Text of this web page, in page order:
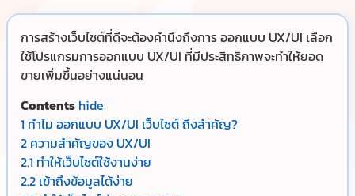
การสร้างเว็บไซต์ที่ดีจะต้องคำนึงถึงการ ออกแบบ UX/UI เลือก
ใช้โปรแกรมการออกแบบ UX/UI ที่มีประสิทธิภาพจะทำให้ยอด
ขายเพิ่มขึ้นอย่างแน่นอน
Contents hide
1 ทำไม ออกแบบ UX/UI เว็บไซต์ ถึงสำคัญ?
2 ความสำคัญของ UX/UI
2.1 ทำให้เว็บไซต์ใช้งานง่าย
2.2 เข้าถึงข้อมูลได้ง่าย